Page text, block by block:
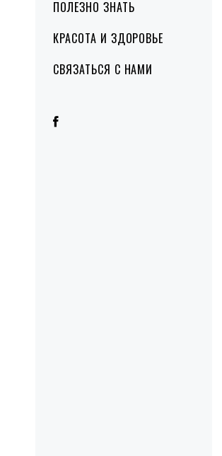
ПОЛЕЗНО ЗНАТЬ
КРАСОТА И ЗДОРОВЬЕ
СВЯЗАТЬСЯ С НАМИ